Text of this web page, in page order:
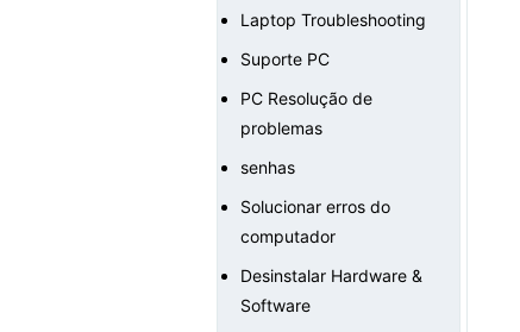
Laptop Troubleshooting
Suporte PC
PC Resolução de
problemas
senhas
Solucionar erros do
computador
Desinstalar Hardware &
Software